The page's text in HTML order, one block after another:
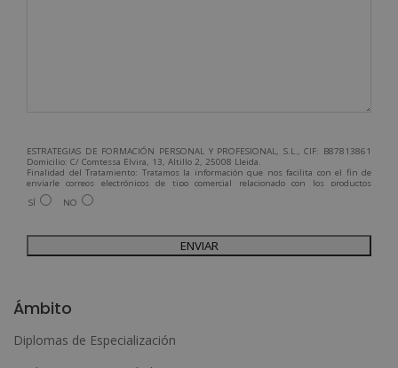
ESTRATEGIAS DE FORMACIÓN PERSONAL Y PROFESIONAL, S.L., CIF: B87813861
Domicilio: C/ Comtessa Elvira, 13, Altillo 2, 25008 Lleida.
Finalidad del Tratamiento: Tratamos la información que nos facilita con el fin de
enviarle correos electrónicos de tipo comercial relacionado con los productos
ofrecidos y otros tipo de productos que fueran de su interés.
Legitimación del tratamiento: Consentimiento del interesado.
Para más información consulte nuestra Política de Privacidad.
Desea recibir información comercial (vía telefónica y/o email):
SÍ NO
e
Ámbito
Diplomas de Especialización